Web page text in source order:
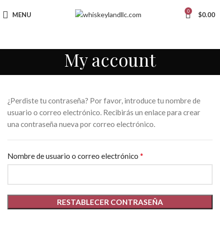
MENU 0 $0.00
My account
¿Perdiste tu contraseña? Por favor, introduce tu nombre de
usuario o correo electrónico. Recibirás un enlace para crear
una contraseña nueva por correo electrónico.
Nombre de usuario o correo electrónico *
RESTABLECER CONTRASEÑA